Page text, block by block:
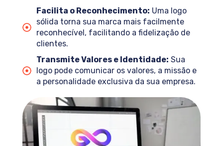
Facilita o Reconhecimento: Uma logo
sólida torna sua marca mais facilmente
reconhecível, facilitando a fidelização de
clientes.
Transmite Valores e Identidade: Sua
logo pode comunicar os valores, a missão e
a personalidade exclusiva da sua empresa.